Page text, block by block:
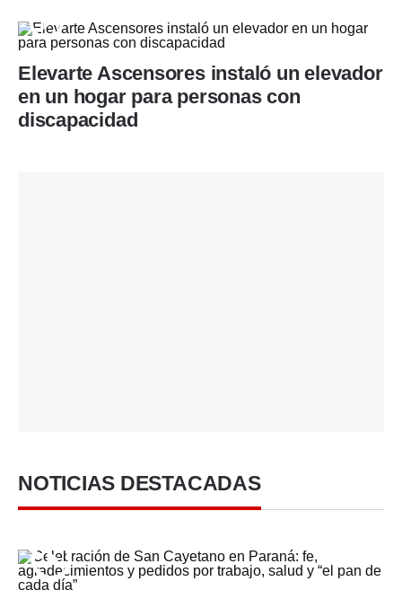
Elevarte Ascensores instaló un elevador
en un hogar para personas con
discapacidad
NOTICIAS DESTACADAS